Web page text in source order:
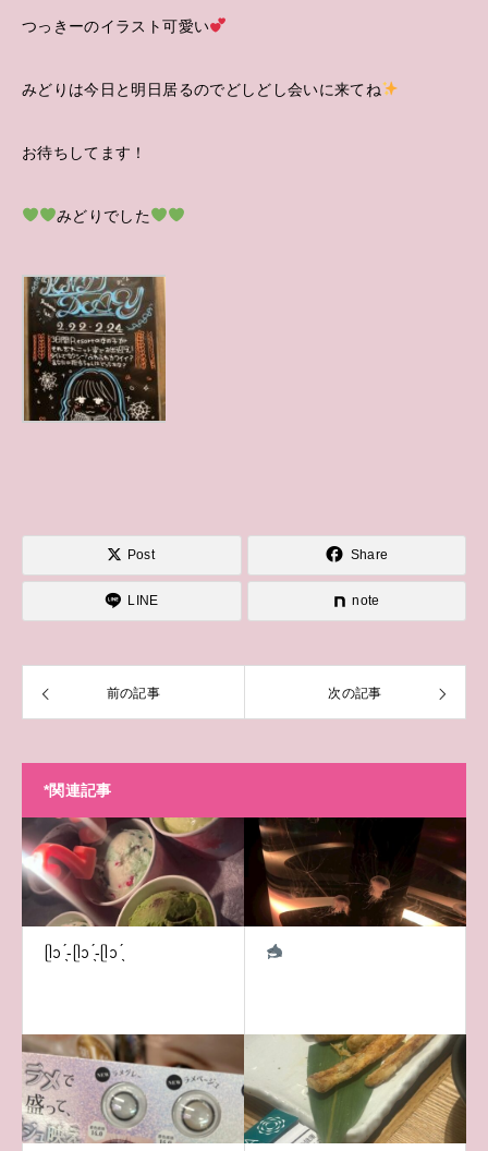
つっきーのイラスト可愛い
みどりは今日と明日居るのでどしどし会いに来てね
お待ちしてます！
みどりでした
Post Share
LINE note
前の記事 次の記事
*関連記事